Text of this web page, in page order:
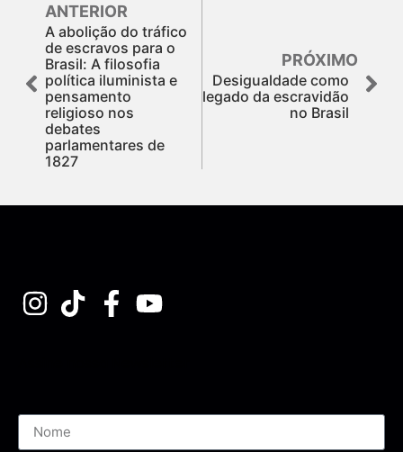
ANTERIOR
A abolição do tráfico
de escravos para o
Brasil: A filosofia
política iluminista e
pensamento
religioso nos
debates
parlamentares de
1827
PRÓXIMO
Desigualdade como
legado da escravidão
no Brasil